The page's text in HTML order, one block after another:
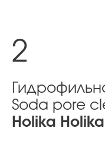
2
Soda pore
Holika Holika